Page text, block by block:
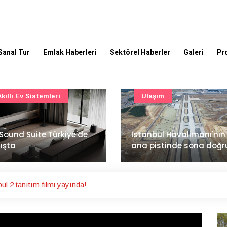
Tur Emlak Haberleri Sektörel Haberler Galeri
Havalimanı'nın 4.
pistinde sona doğru
İzocam'da Metriks
ile akıllı üretim dönemi
başladı
Şirket Haberleri
2 tanıtım filmi yayında!